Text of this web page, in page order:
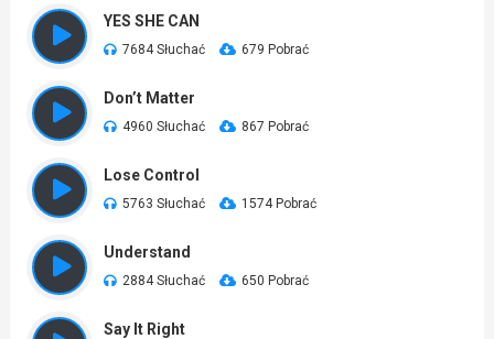
YES SHE CAN
7684 Słuchać 679 Pobrać
Don’t Matter
4960 Słuchać 867 Pobrać
Lose Control
5763 Słuchać 1574 Pobrać
Understand
2884 Słuchać 650 Pobrać
Say It Right